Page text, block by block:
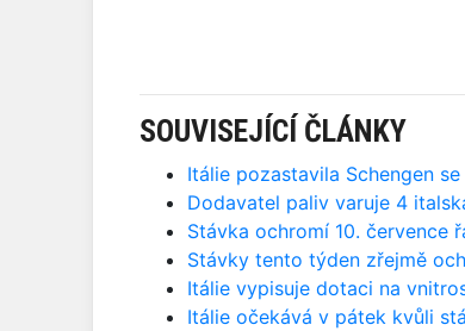
SOUVISEJÍCÍ ČLÁNKY
Itálie pozastavila Schengen
Dodavatel paliv varuje 4
Stávka ochromí 10. července
Stávky tento týden zřejmě
Itálie vypisuje dotaci na
Itálie očekává v pátek kvůli